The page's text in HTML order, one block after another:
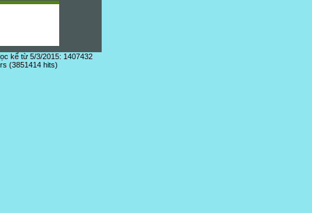
kể từ 5/3/2015: 1407432
(3851414 hits)